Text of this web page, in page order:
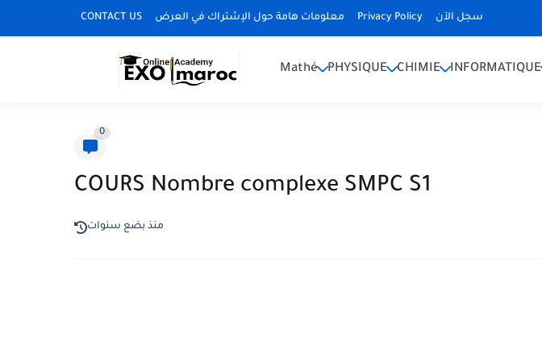
CONTACT US معلومات هامة حول الإشتراك في العرض Privacy Policy سجل الآن
Mathé PHYSIQUE CHIMIE INFORMATIQUE
0
COURS Nombre complexe SMPC S1
منذ بضع سنوات